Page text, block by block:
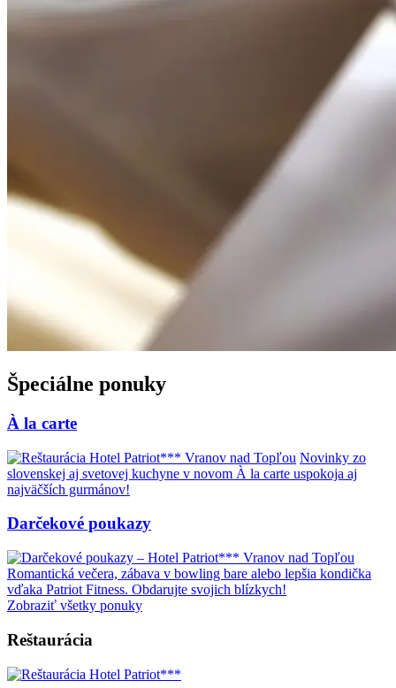
Špeciálne ponuky
À la carte
Novinky zo
slovenskej aj svetovej kuchyne v novom À la carte uspokoja aj
najväčších gurmánov!
Darčekové poukazy
Romantická večera, zábava v bowling bare alebo lepšia kondička
vďaka Patriot Fitness. Obdarujte svojich blízkych!
Zobraziť všetky ponuky
Reštaurácia